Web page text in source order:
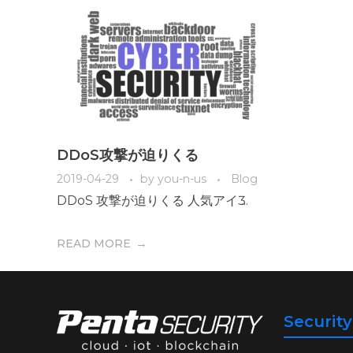
DDoS攻撃が迫りくる
2019-04-29 by you-n-us Blog
DDoS 攻撃が迫りくる 人気アイӠ ...
READ MORE